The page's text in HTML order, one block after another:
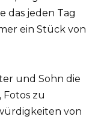
das jeden Tag
ein Stück von
und Sohn die
zu
von